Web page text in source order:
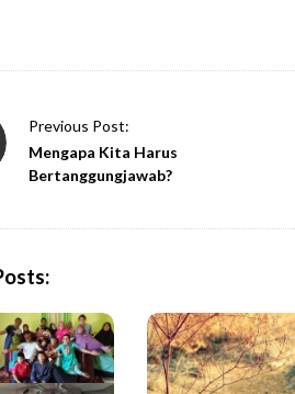
Previous Post:
Mengapa Kita Harus
Bertanggungjawab?